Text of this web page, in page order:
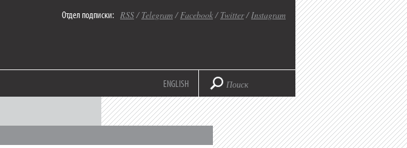
Отдел подписки: RSS/ Telegram/Facebook/ Twitter/Instagram
ENGLISH